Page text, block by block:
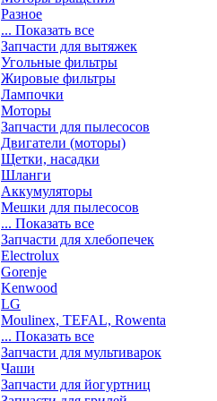
Разное
... Показать все
Запчасти для вытяжек
Угольные фильтры
Жировые фильтры
Лампочки
Моторы
Запчасти для пылесосов
Двигатели (моторы)
Щетки, насадки
Шланги
Аккумуляторы
Мешки для пылесосов
... Показать все
Запчасти для хлебопечек
Electrolux
Gorenje
Kenwood
LG
Moulinex, TEFAL, Rowenta
... Показать все
Запчасти для мультиварок
Чаши
Запчасти для йогуртниц